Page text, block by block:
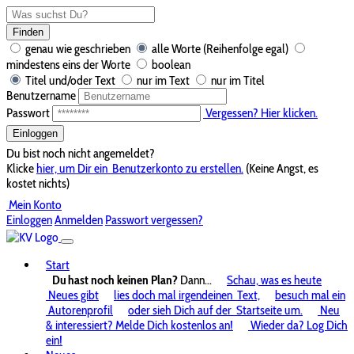
Finden
genau wie geschrieben
alle Worte (Reihenfolge egal)
mindestens eins der Worte
boolean
Titel und/oder Text
nur im Text
nur im Titel
Benutzername
Passwort
Vergessen? Hier klicken.
Einloggen
Du bist noch nicht angemeldet?
Klickehier, um Dir ein Benutzerkonto zu erstellen. (Keine Angst, es
kostet nichts)
Mein Konto
EinloggenAnmelden Passwort vergessen?
Start
Du hast noch keinen Plan? Dann...
Schau, was es heute
Neues gibt
lies doch mal irgendeinen Text,
besuch mal ein
Autorenprofil
oder sieh Dich auf der Startseite um.
Neu
& interessiert? Melde Dich kostenlos an!
Wieder da? Log Dich
ein!